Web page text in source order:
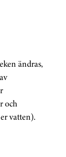
ändras,
och
vatten).